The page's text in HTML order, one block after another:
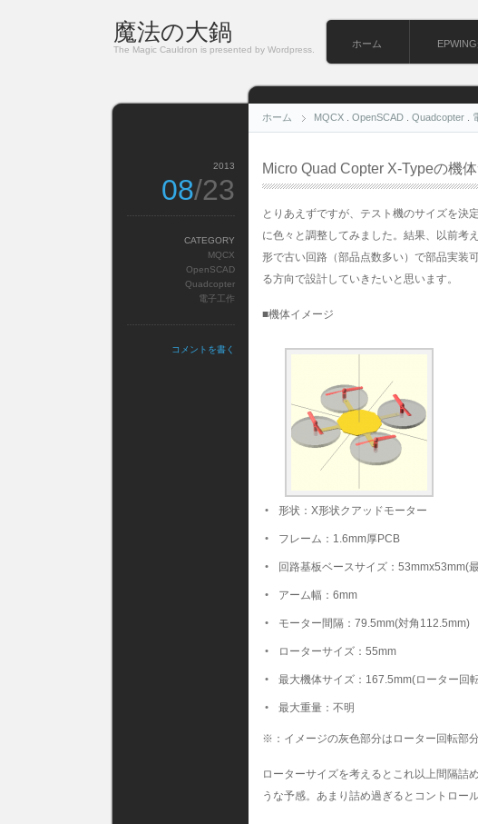
魔法の大鍋
The Magic Cauldron is presented by Wordpress.
ホーム
ホーム MQCX OpenSCAD Quadcopter
Micro Quad Copter X-Typeの機
とりあえずですが、テスト機のサイズを決
に色々と調整してみました。結果、以前考
形で古い回路（部品点数多い）で部品実装
る方向で設計していきたいと思います。
■機体イメージ
形状：X形状クアッドモーター
フレーム：1.6mm厚PCB
回路基板ベースサイズ：53mmx53mm(
アーム幅：6mm
モーター間隔：79.5mm(対角112.5mm)
ローターサイズ：55mm
最大機体サイズ：167.5mm(ローター回
最大重量：不明
※：イメージの灰色部分はローター回転部
ローターサイズを考えるとこれ以上間隔詰
うな予感。あまり詰め過ぎるとコントロー
2013
08/23
CATEGORY
MQCX
OpenSCAD
Quadcopter
電子工作
コメントを書く